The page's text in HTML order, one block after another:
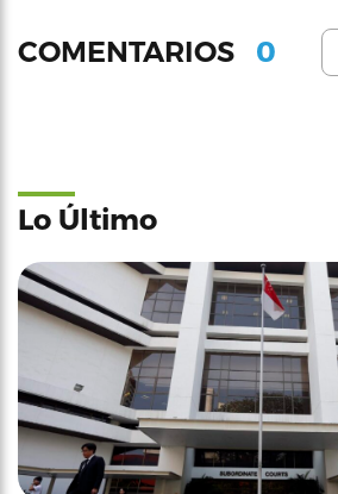
COMENTARIOS 0
Lo Último